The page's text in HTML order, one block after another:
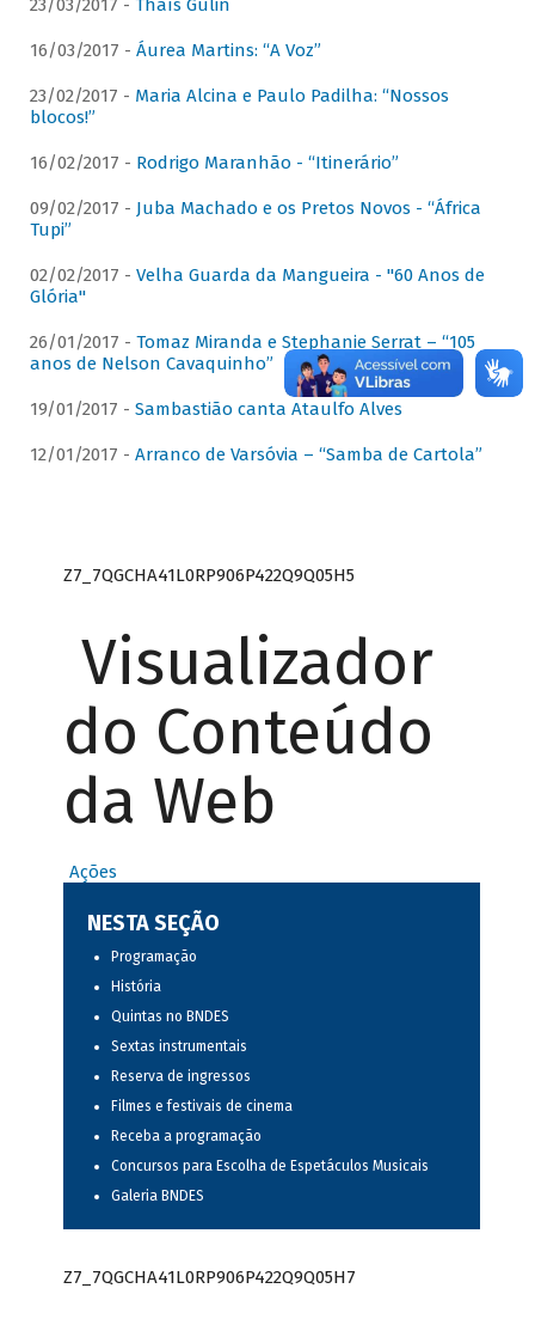
23/03/2017 - Thaís Gulin
16/03/2017 - Áurea Martins: “A Voz”
23/02/2017 - Maria Alcina e Paulo Padilha: “Nossos
blocos!”
16/02/2017 - Rodrigo Maranhão - “Itinerário”
09/02/2017 - Juba Machado e os Pretos Novos - “África
Tupi”
02/02/2017 - Velha Guarda da Mangueira - "60 Anos de
Glória"
26/01/2017 - Tomaz Miranda e Stephanie Serrat – “105
anos de Nelson Cavaquinho”
19/01/2017 - Sambastião canta Ataulfo Alves
12/01/2017 - Arranco de Varsóvia – “Samba de Cartola”
Z7_7QGCHA41L0RP906P422Q9Q05H5
Visualizador
do Conteúdo
da Web
Ações
NESTA SEÇÃO
Programação
História
Quintas no BNDES
Sextas instrumentais
Reserva de ingressos
Filmes e festivais de cinema
Receba a programação
Concursos para Escolha de Espetáculos Musicais
Galeria BNDES
Z7_7QGCHA41L0RP906P422Q9Q05H7